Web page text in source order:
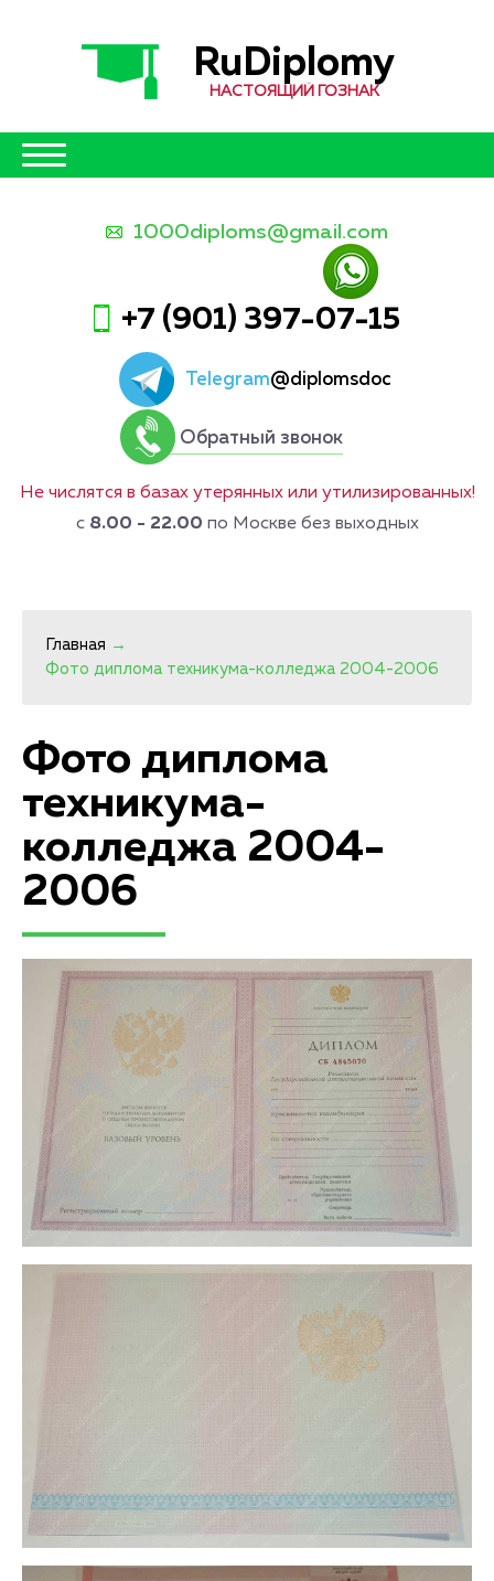
RuDiplomy
НАСТОЯЩИЙ ГОЗНАК
1000diploms@gmail.com
+7 (901) 397-07-15
Telegram@diplomsdoc
Обратный звонок
Не числятся в базах утерянных или утилизированных!
с 8.00 - 22.00 по Москве без выходных
Главная →
Фото диплома техникума-колледжа 2004-2006
Фото диплома
техникума-
колледжа 2004-
2006